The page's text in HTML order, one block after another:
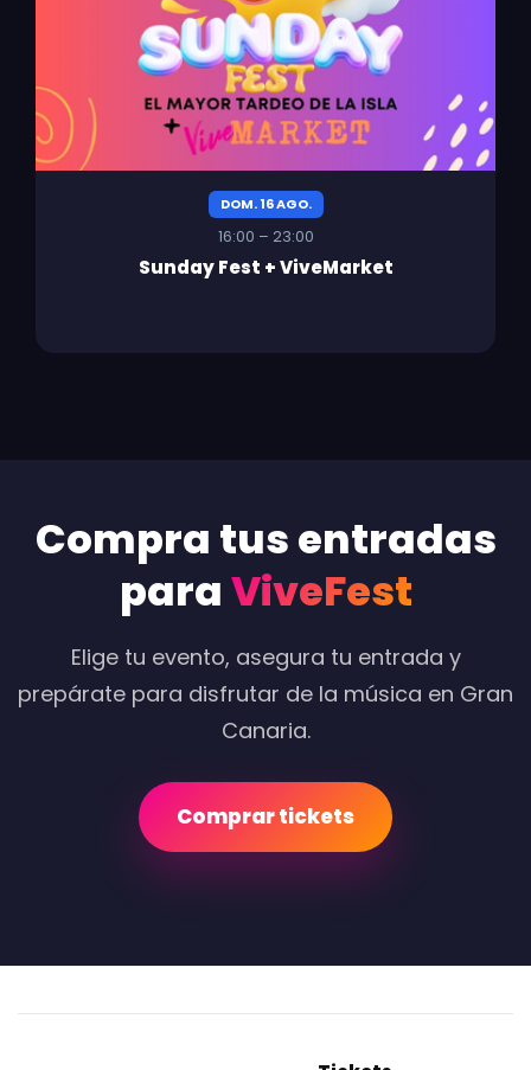
DOM. 16 AGO.
16:00 – 23:00
Sunday Fest + ViveMarket
Compra tus entradas
paraViveFest
Elige tu evento, asegura tu entrada y
prepárate para disfrutar de la música en Gran
Canaria.
Comprar tickets